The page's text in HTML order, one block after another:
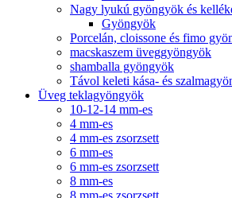
Nagy lyukú gyöngyök és
Gyöngyök
Porcelán, cloissone és fimo
macskaszem üveggyöngyök
shamballa gyöngyök
Távol keleti kása- és
Üveg teklagyöngyök
10-12-14 mm-es
4 mm-es
4 mm-es zsorzsett
6 mm-es
6 mm-es zsorzsett
8 mm-es